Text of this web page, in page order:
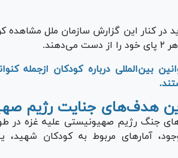
در کنار این گزارش سازمان ملل مشاهده
بین‌المللی درباره کودکان ازجمله
هدف‌های جنایت رژیم
آمار‌های مربوط به کودکان شهید،